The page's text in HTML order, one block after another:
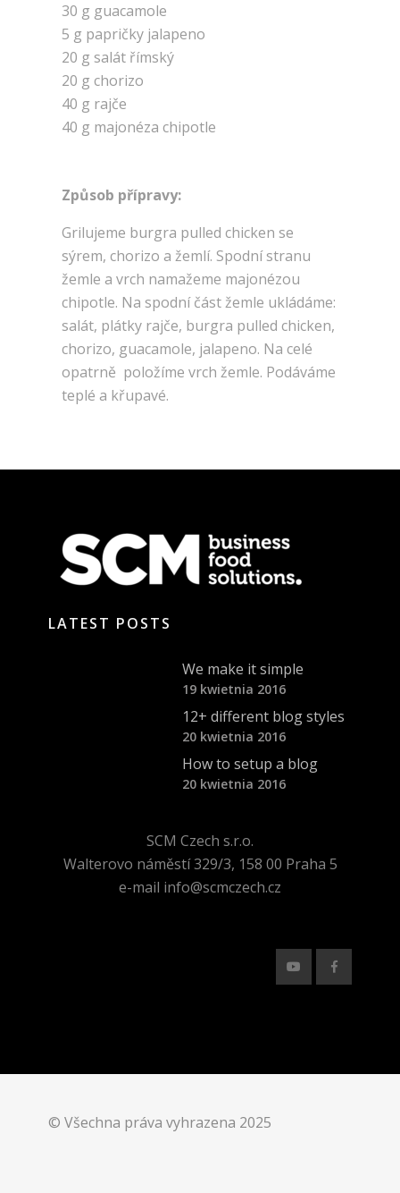
30 g guacamole
5 g papričky jalapeno
20 g salát římský
20 g chorizo
40 g rajče
40 g majonéza chipotle
Způsob přípravy:
Grilujeme burgra pulled chicken se
sýrem, chorizo a žemlí. Spodní stranu
žemle a vrch namažeme majonézou
chipotle. Na spodní část žemle ukládáme:
salát, plátky rajče, burgra pulled chicken,
chorizo, guacamole, jalapeno. Na celé
opatrně položíme vrch žemle. Podáváme
teplé a křupavé.
LATEST POSTS
We make it simple
19 kwietnia 2016
12+ different blog styles
20 kwietnia 2016
How to setup a blog
20 kwietnia 2016
SCM Czech s.r.o.
Walterovo náměstí 329/3, 158 00 Praha 5
e-mail info@scmczech.cz
© Všechna práva vyhrazena 2025